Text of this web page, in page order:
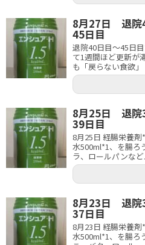
8月27日 退院
45日目
退院40日目～45日
て1週間ほど更新が
も「戻らない食欲
8月25日 退
39日目
8月25日 経腸栄養剤
水500ml*1、を腸ろ
ラ、ロールパンなど
8月23日 退
37日目
8月23日 経腸栄養剤
水500ml*1、を腸ろ